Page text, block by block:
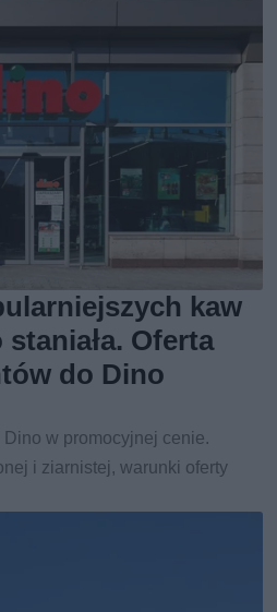
kaw
Oferta
do Dino
w promocyjnej cenie.
i ziarnistej, warunki oferty